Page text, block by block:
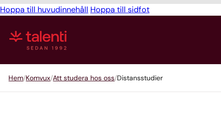
Hoppa till huvudinnehåll Hoppa till sidfot
Hem Komvux Att studera hos oss Distansstudier